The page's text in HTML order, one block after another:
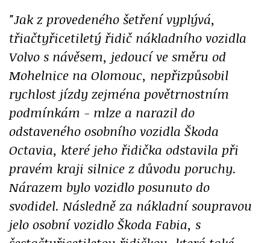
"Jak z provedeného šetření vyplývá,
třiačtyřicetiletý řidič nákladního vozidla
Volvo s návěsem, jedoucí ve směru od
Mohelnice na Olomouc, nepřizpůsobil
rychlost jízdy zejména povětrnostním
podmínkám - mlze a narazil do
odstaveného osobního vozidla Škoda
Octavia, které jeho řidička odstavila při
pravém kraji silnice z důvodu poruchy.
Nárazem bylo vozidlo posunuto do
svodidel. Následně za nákladní soupravou
jelo osobní vozidlo Škoda Fabia, s